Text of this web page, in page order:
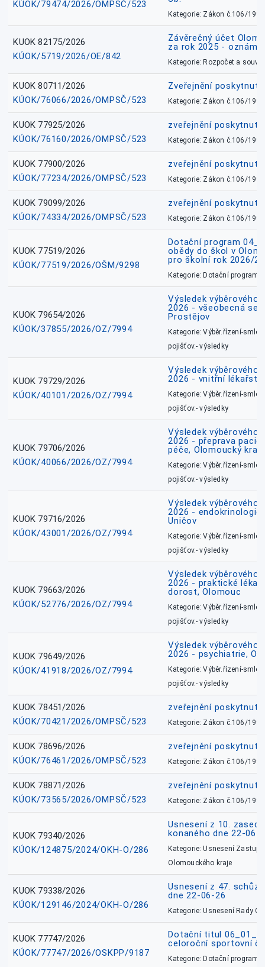
KÚOK/79474/2026/OMPSČ/523
Kategorie: Zákon č.106/1999
KUOK 82175/2026
KÚOK/5719/2026/OE/842
Závěrečný účet
za rok 2025 -
Kategorie: Rozpočet a
KUOK 80711/2026
KÚOK/76066/2026/OMPSČ/523
Zveřejnění
Kategorie: Zákon č.106/1999
KUOK 77925/2026
KÚOK/76160/2026/OMPSČ/523
zveřejnění
Kategorie: Zákon č.106/1999
KUOK 77900/2026
KÚOK/77234/2026/OMPSČ/523
zveřejnění
Kategorie: Zákon č.106/1999
KUOK 79099/2026
KÚOK/74334/2026/OMPSČ/523
zveřejnění
Kategorie: Zákon č.106/1999
KUOK 77519/2026
KÚOK/77519/2026/OŠM/9298
Dotační program
obědy do škol v
pro školní rok 2026/
Kategorie: Dotační
KUOK 79654/2026
KÚOK/37855/2026/OZ/7994
Výsledek výběrového
2026 - všeobecná
Prostějov
Kategorie: Výběr.řízení-
pojišťov.- výsledky
KUOK 79729/2026
KÚOK/40101/2026/OZ/7994
Výsledek výběrového
2026 - vnitřní
Kategorie: Výběr.řízení-
pojišťov.- výsledky
KUOK 79706/2026
KÚOK/40066/2026/OZ/7994
Výsledek výběrového
2026 - přeprava
péče, Olomoucký kraj
Kategorie: Výběr.řízení-
pojišťov.- výsledky
KUOK 79716/2026
KÚOK/43001/2026/OZ/7994
Výsledek výběrového
2026 - endokrinologie
Uničov
Kategorie: Výběr.řízení-
pojišťov.- výsledky
KUOK 79663/2026
KÚOK/52776/2026/OZ/7994
Výsledek výběrového
2026 - praktické
dorost, Olomouc
Kategorie: Výběr.řízení-
pojišťov.- výsledky
KUOK 79649/2026
KÚOK/41918/2026/OZ/7994
Výsledek výběrového
2026 - psychiatrie,
Kategorie: Výběr.řízení-
pojišťov.- výsledky
KUOK 78451/2026
KÚOK/70421/2026/OMPSČ/523
zveřejnění
Kategorie: Zákon č.106/1999
KUOK 78696/2026
KÚOK/76461/2026/OMPSČ/523
zveřejnění
Kategorie: Zákon č.106/1999
KUOK 78871/2026
KÚOK/73565/2026/OMPSČ/523
zveřejnění
Kategorie: Zákon č.106/1999
KUOK 79340/2026
KÚOK/124875/2024/OKH-O/286
Usnesení z 10.
konaného dne 22-06-
Kategorie: Usnesení
Olomouckého kraje
KUOK 79338/2026
KÚOK/129146/2024/OKH-O/286
Usnesení z 47.
dne 22-06-26
Kategorie: Usnesení Rady
KUOK 77747/2026
KÚOK/77747/2026/OSKPP/9187
Dotační titul
celoroční sportovní
Kategorie: Dotační